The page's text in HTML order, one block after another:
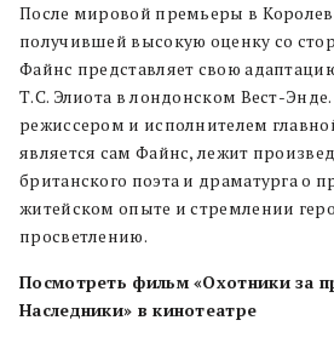
После мировой премьеры в
получившей высокую оценку со
Файнс представляет свою
Т.С. Элиота в лондонском Вест-Энде.
режиссером и исполнителем
является сам Файнс, лежит
британского поэта и драматурга о
житейском опыте и стремлении
просветлению.
Посмотреть фильм «Охотники за
Наследники» в кинотеатре